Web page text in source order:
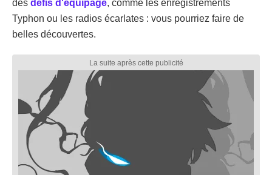
des défis d'équipage, comme les enregistrements
Typhon ou les radios écarlates : vous pourriez faire de
belles découvertes.